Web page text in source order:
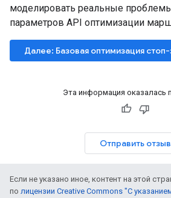
моделировать реальные
параметров API оптимизации
Далее: Базовая оптимизация
Эта информация оказалась
Отправить отзыв
Если не указано иное, контент на этой
по лицензии Creative Commons "С